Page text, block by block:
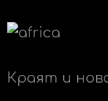
Краят и